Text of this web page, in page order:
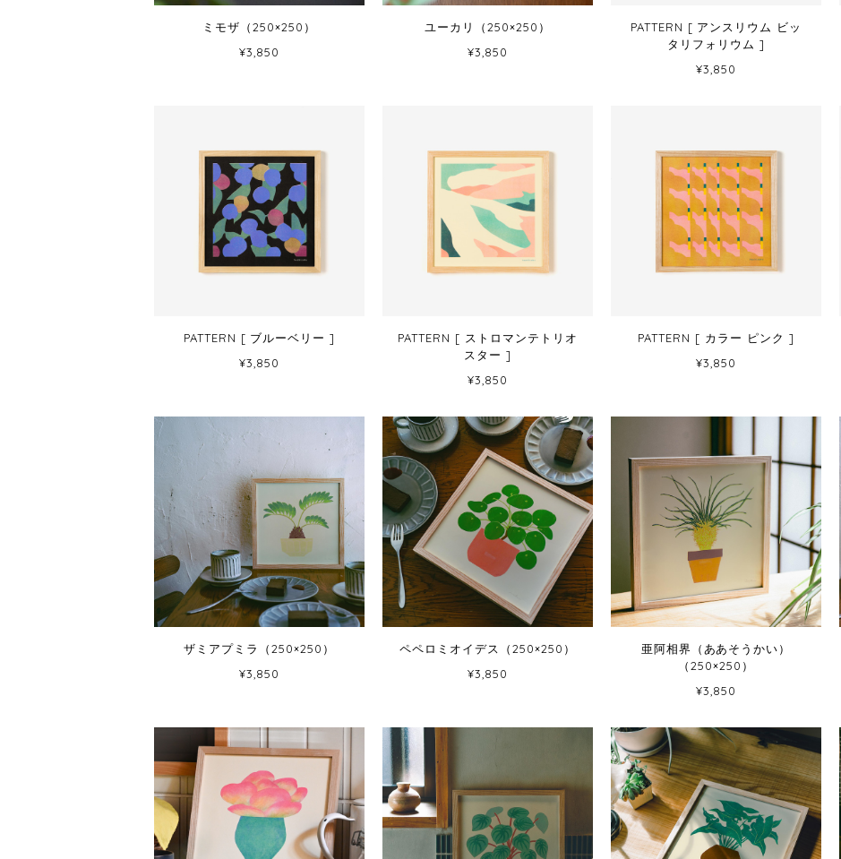
ミモザ（250×250）
¥3,850
ユーカリ（250×250）
¥3,850
PATTERN [ アンスリウム ビッ
タリフォリウム ]
¥3,850
PATTERN [ ブルーベリー ]
¥3,850
PATTERN [ ストロマンテトリオ
スター ]
¥3,850
PATTERN [ カラー ピンク ]
¥3,850
ザミアプミラ（250×250）
¥3,850
ペペロミオイデス（250×250）
¥3,850
亜阿相界（ああそうかい）
（250×250）
¥3,850